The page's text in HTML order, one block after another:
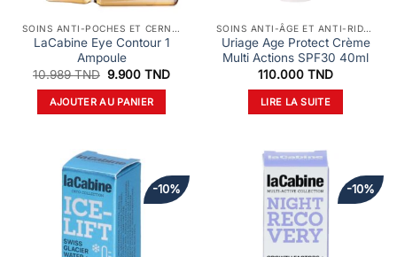
SOINS ANTI-POCHES ET CERNES
LaCabine Eye Contour 1
Ampoule
10.989TND Le
initial
était :
10.989 TND.
9.900TNDLe
AJOUTER AU PANIER
SOINS ANTI-ÂGE ET ANTI-RIDES
Uriage Age Protect Crème
Multi Actions SPF30 40ml
110.000 TND
LIRE LA SUITE
-10% -10%